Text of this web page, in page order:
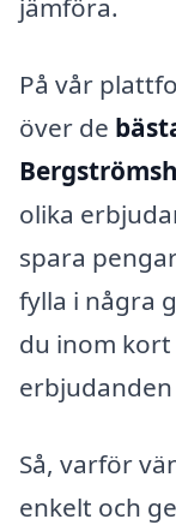
jämföra.
På vår
över de
olika
spara
fylla i några
du inom
Så, varför
enkelt och